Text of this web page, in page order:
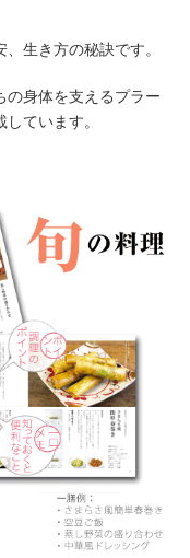
生き方の秘訣です。
の身体を支えるプラー
ています。